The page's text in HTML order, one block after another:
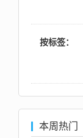
按标签：
本周热门